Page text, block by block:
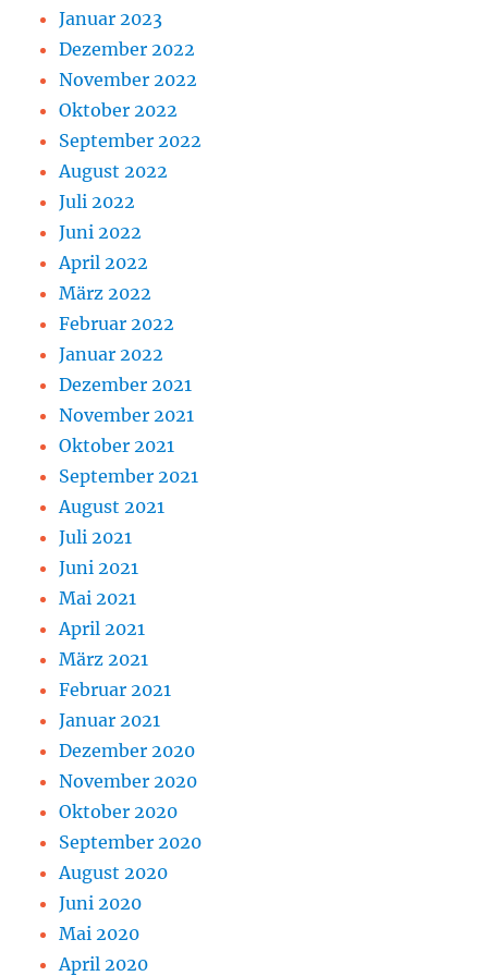
Januar 2023
Dezember 2022
November 2022
Oktober 2022
September 2022
August 2022
Juli 2022
Juni 2022
April 2022
März 2022
Februar 2022
Januar 2022
Dezember 2021
November 2021
Oktober 2021
September 2021
August 2021
Juli 2021
Juni 2021
Mai 2021
April 2021
März 2021
Februar 2021
Januar 2021
Dezember 2020
November 2020
Oktober 2020
September 2020
August 2020
Juni 2020
Mai 2020
April 2020